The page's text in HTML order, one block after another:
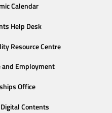
Calendar
Help Desk
Resource Centre
and Employment
Office
Contents